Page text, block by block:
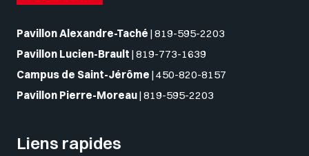
Pavillon Alexandre-Taché | 819-595-2203
Pavillon Lucien-Brault | 819-773-1639
Campus de Saint-Jérôme | 450-820-8157
Pavillon Pierre-Moreau| 819-595-2203
Liens rapides